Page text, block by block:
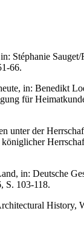
Stéphanie
66.
in: Benedikt
für
unter der
in: Deutsche
S. 103-118.
History,